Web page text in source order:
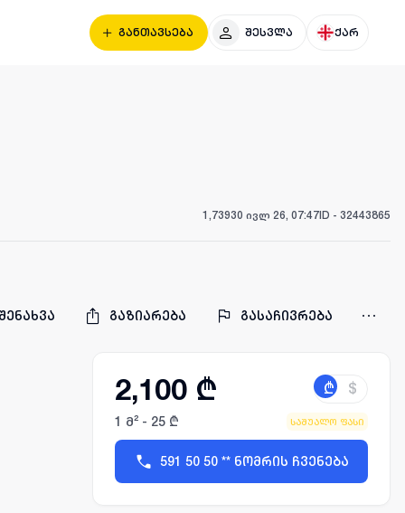
განთავსება შესვლა ქარ
1,73930 ივლ 26, 07:47ID - 32443865
გაზიარება გასაჩივრება
2,100 ₾ ₾ $
1 მ² - 25 ₾ საშუალო ფასი
591 50 50 ** ნომრის ჩვენება